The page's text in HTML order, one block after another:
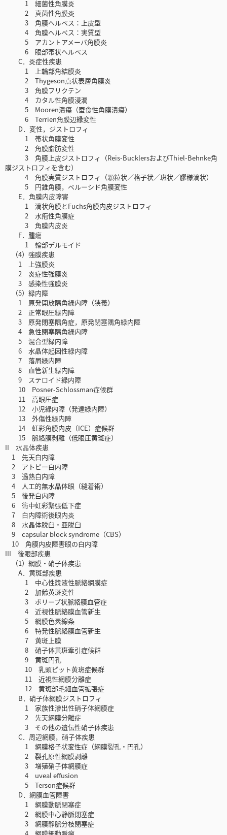
1 細菌性角膜炎
2 真菌性角膜炎
3 角膜ヘルペス：上皮型
4 角膜ヘルペス：実質型
5 アカントアメーバ角膜炎
6 眼部帯状ヘルペス
C．炎症性疾患
1 上輪部角結膜炎
2 Thygeson点状表層角膜炎
3 角膜フリクテン
4 カタル性角膜浸潤
5 Mooren潰瘍（蚕食性角膜潰瘍）
6 Terrien角膜辺縁変性
D．変性，ジストロフィ
1 帯状角膜変性
2 角膜脂肪変性
3 角膜上皮ジストロフィ（Reis-BucklersおよびThiel-Behnke角
膜ジストロフィを含む）
4 角膜実質ジストロフィ（顆粒状／格子状／斑状／膠様滴状）
5 円錐角膜，ペルーシド角膜変性
E．角膜内皮障害
1 滴状角膜とFuchs角膜内皮ジストロフィ
2 水疱性角膜症
3 角膜内皮炎
F．腫瘍
1 輪部デルモイド
（4）強膜疾患
1 上強膜炎
2 炎症性強膜炎
3 感染性強膜炎
（5）緑内障
1 原発開放隅角緑内障（狭義）
2 正常眼圧緑内障
3 原発閉塞隅角症，原発閉塞隅角緑内障
4 急性閉塞隅角緑内障
5 混合型緑内障
6 水晶体起因性緑内障
7 落屑緑内障
8 血管新生緑内障
9 ステロイド緑内障
10 Posner-Schlossman症候群
11 高眼圧症
12 小児緑内障（発達緑内障）
13 外傷性緑内障
14 虹彩角膜内皮（ICE）症候群
15 脈絡膜剥離（低眼圧黄斑症）
II 水晶体疾患
1 先天白内障
2 アトピー白内障
3 過熟白内障
4 人工的無水晶体眼（縫着術）
5 後発白内障
6 術中虹彩緊張低下症
7 白内障術後眼内炎
8 水晶体脱臼・亜脱臼
9 capsular block syndrome（CBS）
10 角膜内皮障害眼の白内障
III 後眼部疾患
（1）網膜・硝子体疾患
A．黄斑部疾患
1 中心性漿液性脈絡網膜症
2 加齢黄斑変性
3 ポリープ状脈絡膜血管症
4 近視性脈絡膜血管新生
5 網膜色素線条
6 特発性脈絡膜血管新生
7 黄斑上膜
8 硝子体黄斑牽引症候群
9 黄斑円孔
10 乳頭ピット黄斑症候群
11 近視性網膜分離症
12 黄斑部毛細血管拡張症
B．硝子体網膜ジストロフィ
1 家族性滲出性硝子体網膜症
2 先天網膜分離症
3 その他の遺伝性硝子体疾患
C．周辺網膜，硝子体疾患
1 網膜格子状変性症（網膜裂孔・円孔）
2 裂孔原性網膜剥離
3 増殖硝子体網膜症
4 uveal effusion
5 Terson症候群
D．網膜血管障害
1 網膜動脈閉塞症
2 網膜中心静脈閉塞症
3 網膜静脈分枝閉塞症